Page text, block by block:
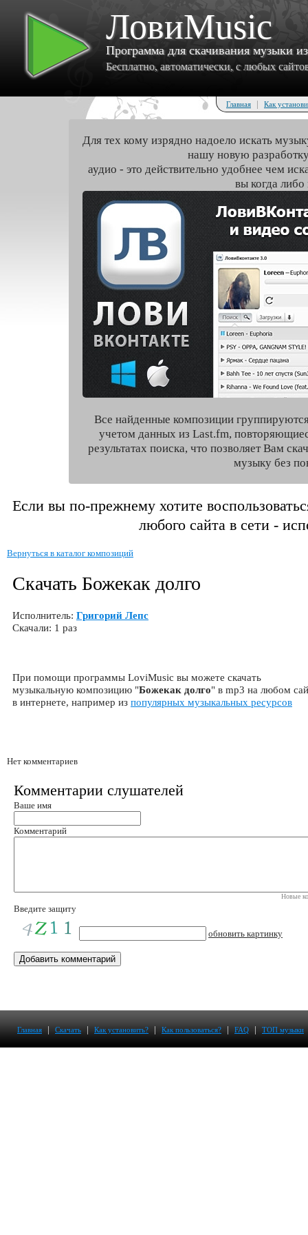
ЛовиMusic
Программа для скачивания музыки
Бесплатно, автоматически, с любых
Главная | Как
Для тех кому изрядно надоело искать
нашу новую
аудио - это действительно удобнее чем
вы когда либо
Все найденные композиции
учетом данных из Last.fm,
результатах поиска, что позволяет Вам
музыку без
Если вы по-прежнему хотите
любого сайта в сети -
Вернуться в каталог композиций
Скачать Божекак долго
Исполнитель: Григорий Лепс
Скачали: 1 раз
При помощи программы LoviMusic вы можете скачать
музыкальную композицию "Божекак долго" в mp3 на любом
в интернете, например из популярных музыкальных ресурсов
Нет комментариев
Комментарии слушателей
Ваше имя
Комментарий
Новые
Введите защиту
обновить картинку
Главная | Скачать | Как установить? | Как пользоваться? | FAQ | ТОП музыки